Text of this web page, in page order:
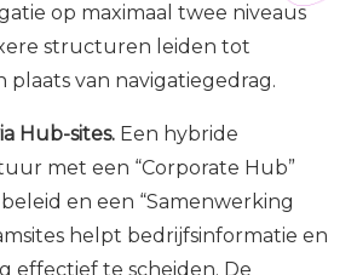
op maximaal twee niveaus
structuren leiden tot
plaats van navigatiegedrag.
Hub-sites. Een hybride
met een “Corporate Hub”
en een “Samenwerking
helpt bedrijfsinformatie en
effectief te scheiden. De